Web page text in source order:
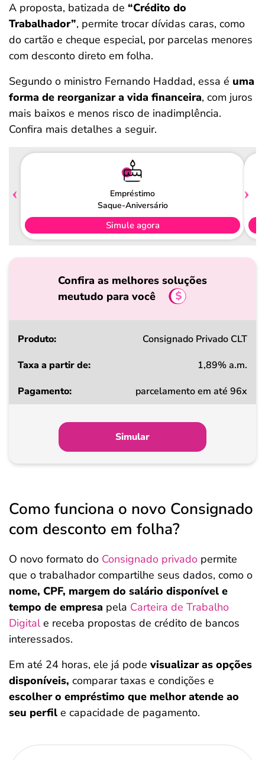
A proposta, batizada de “Crédito do
Trabalhador”, permite trocar dívidas caras, como
do cartão e cheque especial, por parcelas menores
com desconto direto em folha.
Segundo o ministro Fernando Haddad, essa é uma
forma de reorganizar a vida financeira, com juros
mais baixos e menos risco de inadimplência.
Confira mais detalhes a seguir.
Empréstimo
Saque-Aniversário
Simule agora
Confira as melhores soluções
meutudo para você
Produto
a
Pagamento
Consignado Privado CLT
1,89% a.m.
parcelamento em até 96x
Simular
Como funciona o novo Consignado
com desconto em folha?
O novo formato do Consignado privado permite
que o trabalhador compartilhe seus dados, como o
nome, CPF, margem do salário disponível e
tempo de empresa pela Carteira de Trabalho
Digitale receba propostas de crédito de bancos
interessados.
Em até 24 horas, ele já pode visualizar as opções
disponíveis, comparar taxas e condições e
escolher o empréstimo que melhor atende ao
seu perfil e capacidade de pagamento.